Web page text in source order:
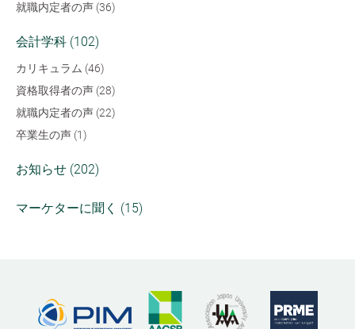
就職内定者の声 (36)
会計学科 (102)
カリキュラム (46)
資格取得者の声 (28)
就職内定者の声 (22)
卒業生の声 (1)
お知らせ (202)
マーケターに聞く (15)